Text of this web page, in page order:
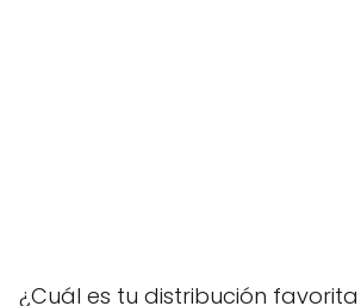
¿Cuál es tu distribución